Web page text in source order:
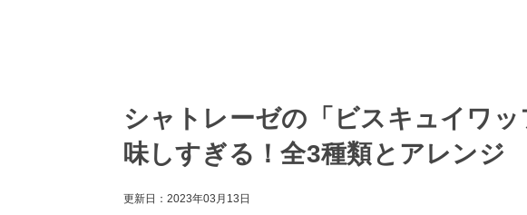
シャトレーゼの「ビスキュイワ
味しすぎる！全3種類とアレンジ
更新日： 2023年03月13日